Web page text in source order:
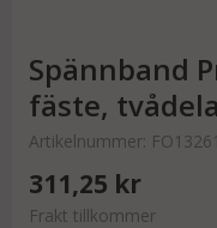
Spännband
fäste,
Artikelnummer:
311,25 kr
Frakt tillkommer